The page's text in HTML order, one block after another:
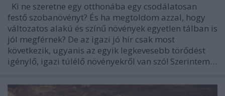
Ki ne szeretne egy otthonába egy csodálatosan
festő szobanövényt? És ha megtoldom azzal, hogy
változatos alakú és színű növények egyetlen tálban is
jól megférnek? De az igazi jó hír csak most
következik, ugyanis az egyik legkevesebb törődést
igénylő, igazi túlélő növényekről van szó! Szerintem…